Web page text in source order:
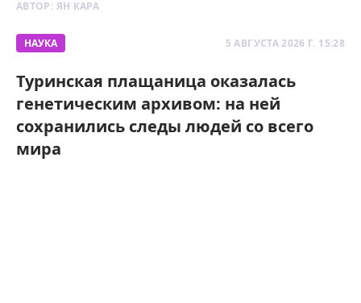
АВТОР: ЯН КАРА
НАУКА 5 АВГУСТА 2026 Г. 15:28
Туринская плащаница оказалась
генетическим архивом: на ней
сохранились следы людей со всего
мира